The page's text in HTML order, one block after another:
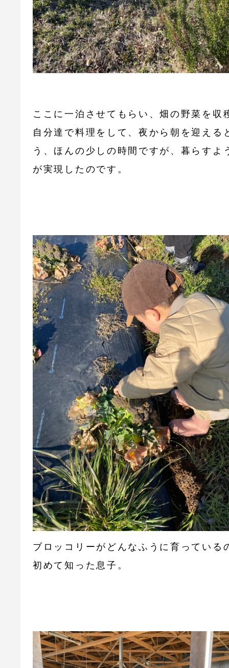
ここに一泊させてもらい、畑の野菜を収
自分達で料理をして、夜から朝を迎える
う、ほんの少しの時間ですが、暮らすよ
が実現したのです。
ブロッコリーがどんなふうに育っている
初めて知った息子。